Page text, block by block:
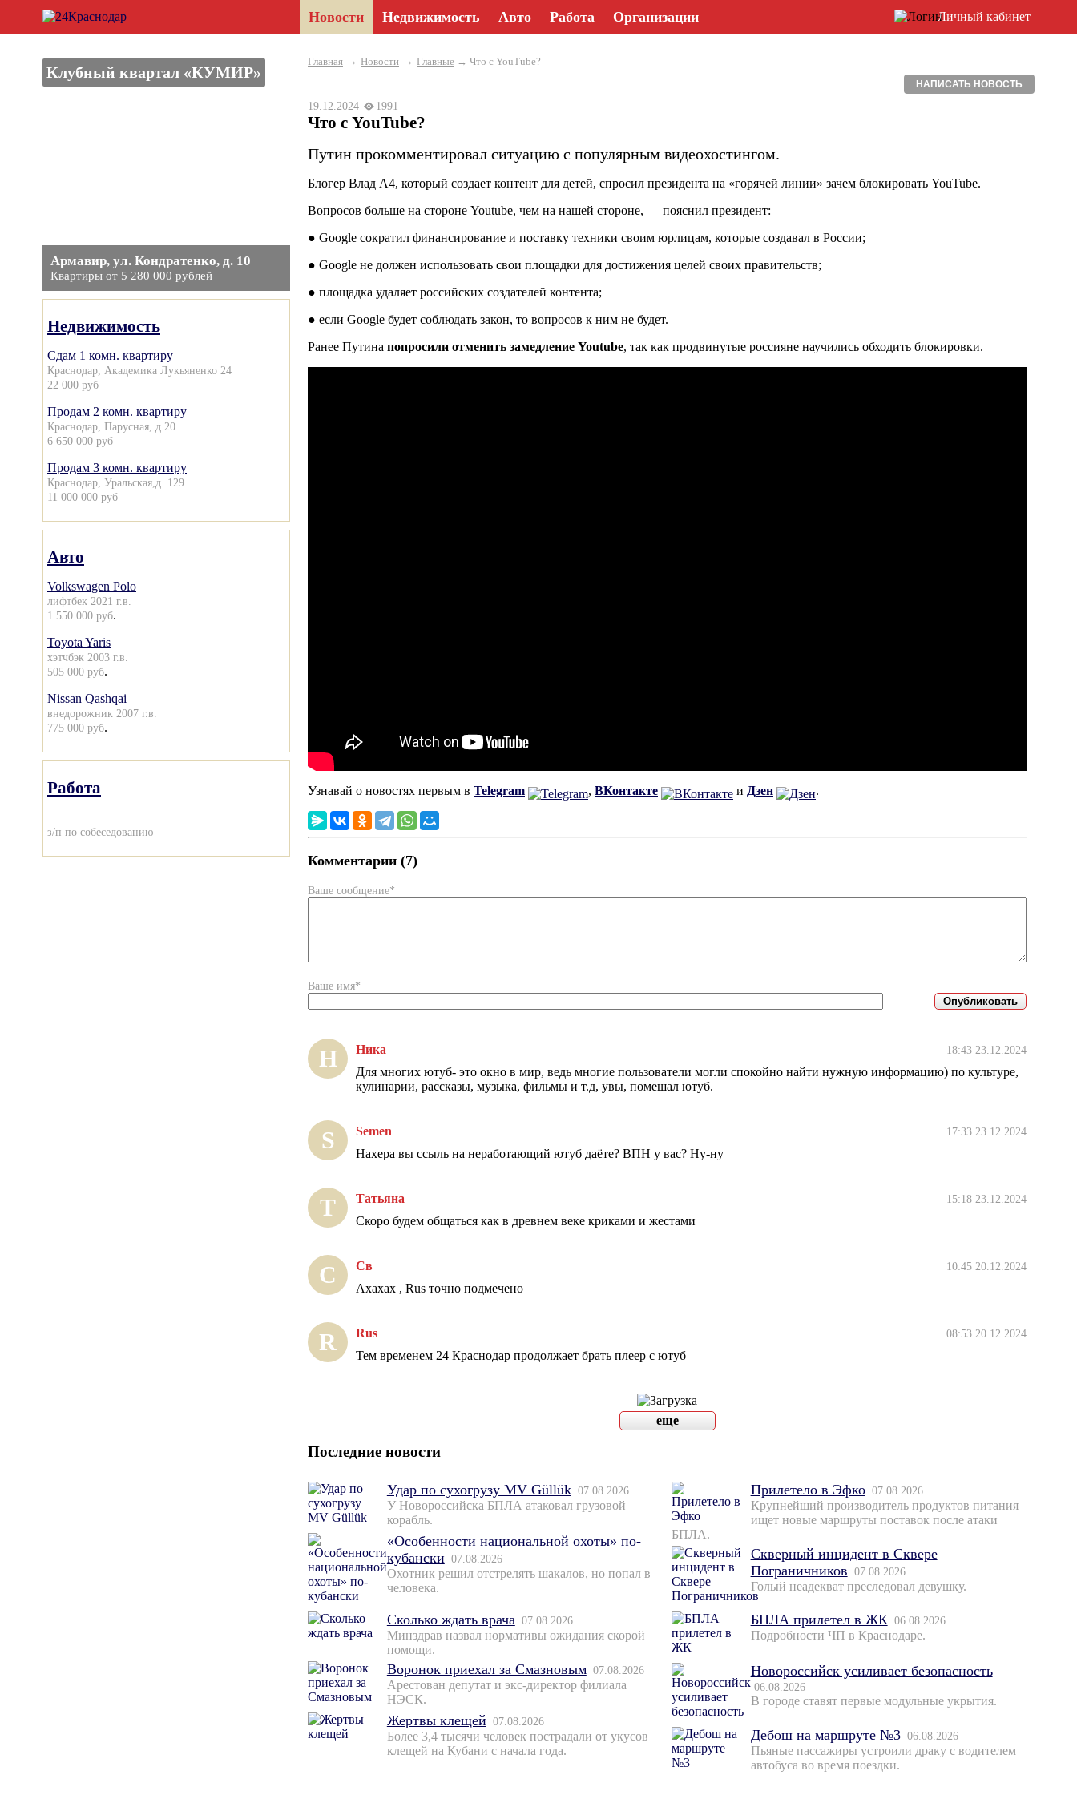
Новости Недвижимость Авто Работа Организации Личный кабинет
Клубный квартал «КУМИР»
Армавир, ул. Кондратенко, д. 10
Квартиры от 5 280 000 рублей
Недвижимость
Сдам 1 комн. квартиру
Краснодар, Академика Лукьяненко 24
22 000 руб
Продам 2 комн. квартиру
Краснодар, Парусная, д.20
6 650 000 руб
Продам 3 комн. квартиру
Краснодар, Уральская,д. 129
11 000 000 руб
Авто
Volkswagen Polo
лифтбек 2021 г.в.
1 550 000 руб.
Toyota Yaris
хэтчбэк 2003 г.в.
505 000 руб.
Nissan Qashqai
внедорожник 2007 г.в.
775 000 руб.
Работа
з/п по собеседованию
Главная → Новости → Главные → Что с YouTube?
НАПИСАТЬ НОВОСТЬ
19.12.2024 1991
Что с YouTube?
Путин прокомментировал ситуацию с популярным видеохостингом.
Блогер Влад А4, который создает контент для детей, спросил президента на «горячей линии» зачем блокировать YouTube.
Вопросов больше на стороне Youtube, чем на нашей стороне, — пояснил президент:
● Google сократил финансирование и поставку техники своим юрлицам, которые создавал в России;
● Google не должен использовать свои площадки для достижения целей своих правительств;
● площадка удаляет российских создателей контента;
● если Google будет соблюдать закон, то вопросов к ним не будет.
Ранее Путина попросили отменить замедление Youtube, так как продвинутые россияне научились обходить блокировки.
Узнавай о новостях первым в Telegram , ВКонтакте и Дзен .
Комментарии (7)
Ваше сообщение*
Ваше имя*
Н Ника 18:43 23.12.2024
Для многих ютуб- это окно в мир, ведь многие пользователи могли спокойно найти нужную информацию) по культуре,
кулинарии, рассказы, музыка, фильмы и т.д, увы, помешал ютуб.
S Semen 17:33 23.12.2024
Нахера вы ссыль на неработающий ютуб даёте? ВПН у вас? Ну-ну
Т Татьяна 15:18 23.12.2024
Скоро будем общаться как в древнем веке криками и жестами
С Св 10:45 20.12.2024
Ахахах , Rus точно подмечено
R Rus 08:53 20.12.2024
Тем временем 24 Краснодар продолжает брать плеер с ютуб
еще
Последние новости
Удар по сухогрузу MV Güllük 07.08.2026
У Новороссийска БПЛА атаковал грузовой
корабль.
«Особенности национальной охоты» по-
кубански 07.08.2026
Охотник решил отстрелять шакалов, но попал в
человека.
Сколько ждать врача 07.08.2026
Минздрав назвал нормативы ожидания скорой
помощи.
Воронок приехал за Смазновым 07.08.2026
Арестован депутат и экс-директор филиала
НЭСК.
Жертвы клещей 07.08.2026
Более 3,4 тысячи человек пострадали от укусов
клещей на Кубани с начала года.
Прилетело в Эфко 07.08.2026
Крупнейший производитель продуктов питания
ищет новые маршруты поставок после атаки
БПЛА.
Скверный инцидент в Сквере
Пограничников 07.08.2026
Голый неадекват преследовал девушку.
БПЛА прилетел в ЖК 06.08.2026
Подробности ЧП в Краснодаре.
Новороссийск усиливает безопасность
06.08.2026
В городе ставят первые модульные укрытия.
Дебош на маршруте №3 06.08.2026
Пьяные пассажиры устроили драку с водителем
автобуса во время поездки.